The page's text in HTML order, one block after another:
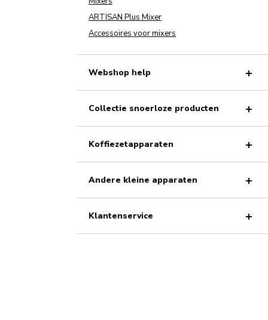
ARTISAN Plus Mixer
Accessoires voor mixers
Webshop help
Collectie snoerloze producten
Koffiezetapparaten
Andere kleine apparaten
Klantenservice